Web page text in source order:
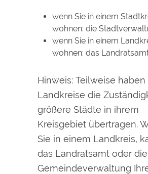
wenn Sie in einem
wohnen: die
wenn Sie in einem
wohnen: das
Hinweis: Teilweise haben
Landkreise die
größere Städte in ihrem
Kreisgebiet übertragen.
Sie in einem Landkreis,
das Landratsamt oder die
Gemeindeverwaltung